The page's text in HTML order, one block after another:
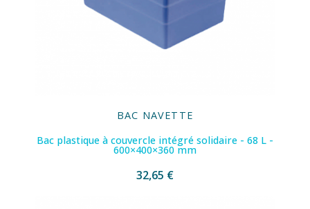
BAC NAVETTE
Bac plastique à couvercle intégré solidaire - 68 L -
600×400×360 mm
32,65 €